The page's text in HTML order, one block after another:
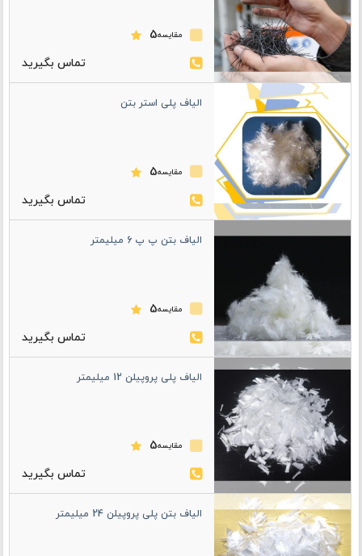
مقایسه5
الیاف پلی استر بتن
مقایسه5
الیاف بتن پ پ 6 میلیمتر
مقایسه5
الیاف پلی پروپیلن 12 میلیمتر
مقایسه5
الیاف بتن پلی پروپیلن 24 میلیمتر